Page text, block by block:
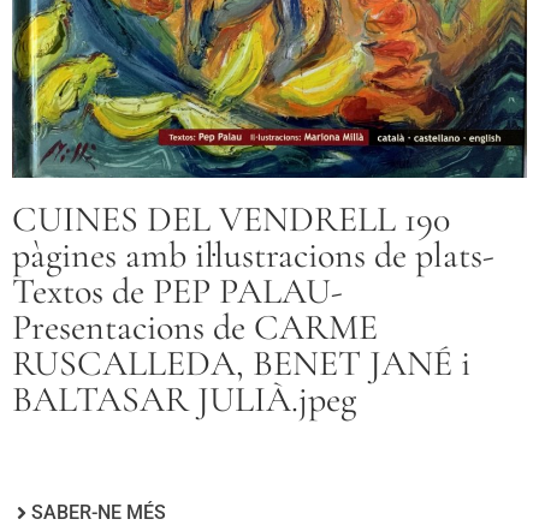
CUINES DEL VENDRELL 190
pàgines amb il·lustracions de plats-
Textos de PEP PALAU-
Presentacions de CARME
RUSCALLEDA, BENET JANÉ i
BALTASAR JULIÀ.jpeg
SABER-NE MÉS